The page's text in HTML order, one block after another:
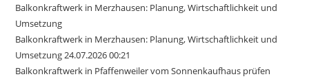
Balkonkraftwerk in Merzhausen: Planung, Wirtschaftlichkeit und
Umsetzung
Balkonkraftwerk in Merzhausen: Planung, Wirtschaftlichkeit und
Umsetzung 24.07.2026 00:21
Balkonkraftwerk in Pfaffenweiler vom Sonnenkaufhaus prüfen